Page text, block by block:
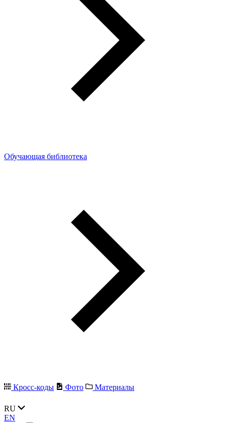
Обучающая библиотека
Кросс-коды Фото Материалы
RU
EN